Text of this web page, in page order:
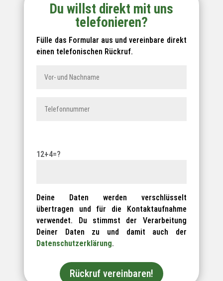
Du willst direkt mit uns
telefonieren?
Fülle das Formular aus und vereinbare direkt
einen telefonischen Rückruf.
12+4=?
Deine Daten werden verschlüsselt
übertragen und für die Kontaktaufnahme
verwendet. Du stimmst der Verarbeitung
Deiner Daten zu und damit auch der
Datenschutzerklärung.